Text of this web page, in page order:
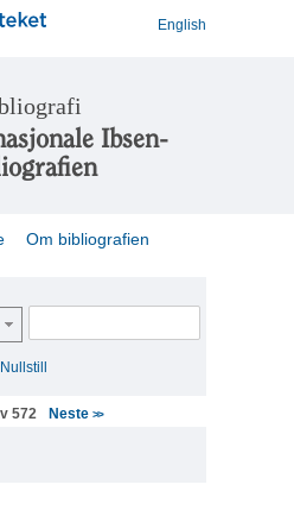
English
Ibsen-
Om bibliografien
Nullstill
572 Neste >>